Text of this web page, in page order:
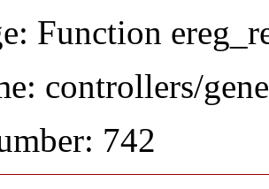
Function
controllers/
742